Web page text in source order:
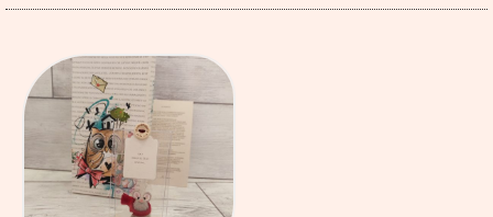
AGGIUNGI AL
CARRELLO